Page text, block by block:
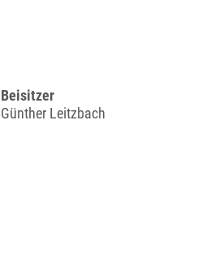
Beisitzer
Günther Leitzbach